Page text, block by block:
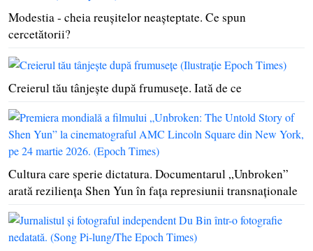
Modestia - cheia reuşitelor neaşteptate. Ce spun
cercetătorii?
Creierul tău tânjeşte după frumuseţe. Iată de ce
Cultura care sperie dictatura. Documentarul „Unbroken”
arată rezilienţa Shen Yun în faţa represiunii transnaţionale